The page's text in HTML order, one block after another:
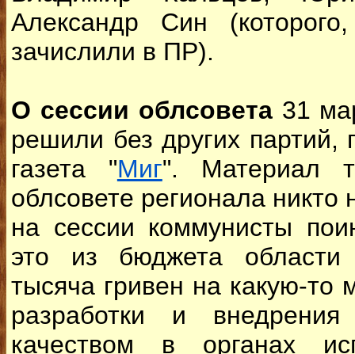
Александр Син
зачислили в ПР).
О сессии облсовета 31
решили без других партий,
газета "Миг". Материал
облсовете регионала
на сессии коммунисты
это из бюджета
тысяча гривен на какую-
разработки и
качеством в органах